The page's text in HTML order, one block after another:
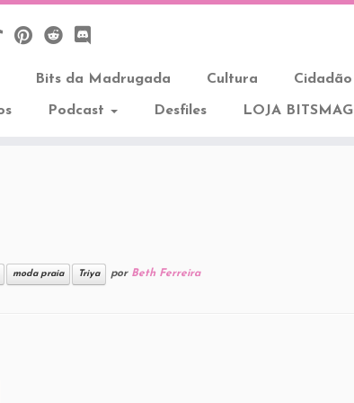
Bits da Madrugada Cultura Cidadão
Podcast Desfiles LOJA BITSMAG
moda praia Triya por Beth Ferreira